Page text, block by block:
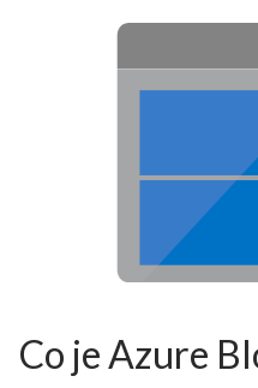
Co je Azure